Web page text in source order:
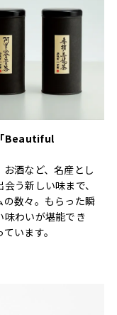
Beautiful
酒など、名産とし
う新しい味まで、
数々。もらった瞬
味わいが堪能でき
います。